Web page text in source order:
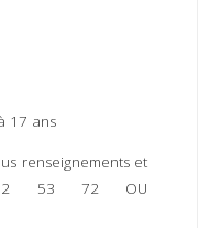
17 ans
renseignements et
53 72 OU